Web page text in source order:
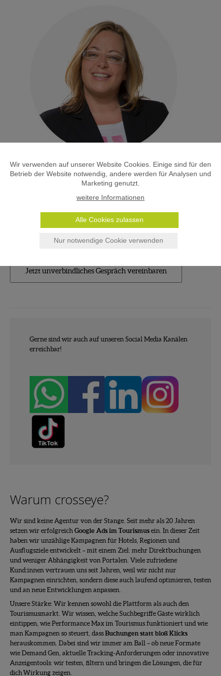
Bereit für mehr Direktbuchungen?
Unser Boost wirkt nicht gegen Hunger – aber gegen leere Zimmer-
Probier es aus: mehr Sichtbarkeit, mehr Gäste, mehr Buchungen.
E-Mail: evelyn@crosseye.at
Telefon: +43 699 17 8160 01
Jetzt unverbindliches Gespräch vereinbaren
Gerne sind wir auch auf unseren Social Media Kanälen
erreichbar!
Warum crosseye?
Wir sind keine Agentur von der Stange. Seit mehr als 20 Jahren
setzen wir erfolgreich Google Ads im Tourismus ein. In dieser Zeit
haben wir unzählige Kampagnen für Hotels, Regionen und
Ausflugsziele entwickelt – mit einem Ziel: mehr Direktbuchungen
und weniger Abhängigkeit von Portalen. Viele zufriedene
Kund:innen vertrauen uns seit Jahren, weil wir nicht nur
Kampagnen einrichten, sondern diese auch laufend optimieren, testen
und an neue Entwicklungen anpassen.
Unsere Stärke: Wir kennen sowohl die Plattform als auch den
Tourismusmarkt. Wir wissen, welche Suchbegriffe Gäste wirklich
eintippen, wie Performance Max im Tourismus funktioniert und wie
man Kampagnen so steuert, dass Buchungen statt bloß Klicks
herauskommen. Dabei sind wir immer am Ball – ob neue Formate
wie Demand Gen, aktuelle Tracking-Anforderungen oder innovative
Anzeigentools: wir testen, filtern und bringen die Lösungen, die für
dich Wirkung zeigen.
Wir verwenden auf unserer Website Cookies. Einige sind für den
Betrieb der Website notwendig, andere werden für Analysen und
Marketing genutzt.
weitere Informationen
Alle Cookies zulassen
Nur notwendige Cookie verwenden